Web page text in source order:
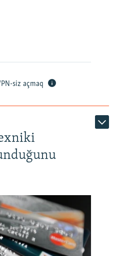
360p 480p
1080p
siz açmaq